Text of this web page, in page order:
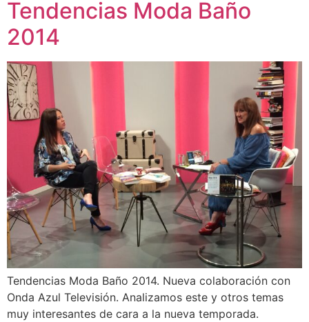
Tendencias Moda Baño
2014
Tendencias Moda Baño 2014. Nueva colaboración con
Onda Azul Televisión. Analizamos este y otros temas
muy interesantes de cara a la nueva temporada.